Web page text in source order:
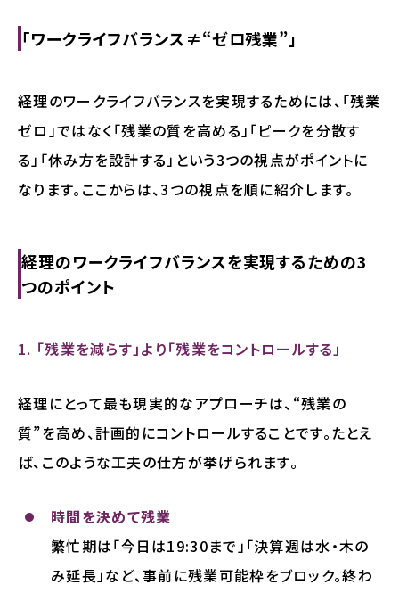
「ワークライフバランス≠“ゼロ残業”」
経理のワークライフバランスを実現するためには、「残業
ゼロ」ではなく「残業の質を高める」「ピークを分散す
る」「休み方を設計する」という3つの視点がポイントに
なります。ここからは、3つの視点を順に紹介します。
経理のワークライフバランスを実現するための3
つのポイント
1. 「残業を減らす」より「残業をコントロールする」
経理にとって最も現実的なアプローチは、“残業の
質”を高め、計画的にコントロールすることです。たとえ
ば、このような工夫の仕方が挙げられます。
時間を決めて残業
繁忙期は「今日は19:30まで」「決算週は水・木の
み延長」など、事前に残業可能枠をブロック。終わ